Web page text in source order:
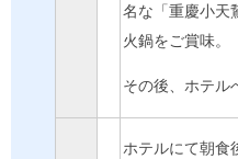
名な「重慶小天
火鍋をご賞味。
その後、ホテル
ホテルにて朝食